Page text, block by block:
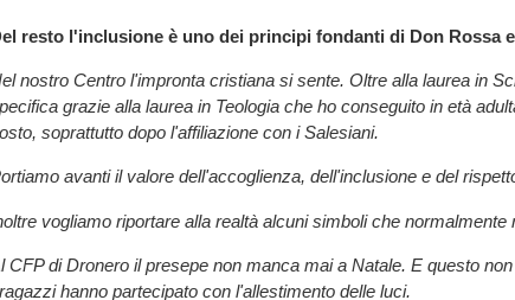
resto l'inclusione è uno dei principi fondanti di Don Rossa
nostro Centro l'impronta cristiana si sente. Oltre alla laurea in
grazie alla laurea in Teologia che ho conseguito in età
soprattutto dopo l'affiliazione con i Salesiani.
avanti il valore dell'accoglienza, dell'inclusione e del
vogliamo riportare alla realtà alcuni simboli che normalmente
CFP di Dronero il presepe non manca mai a Natale. E questo
hanno partecipato con l'allestimento delle luci.